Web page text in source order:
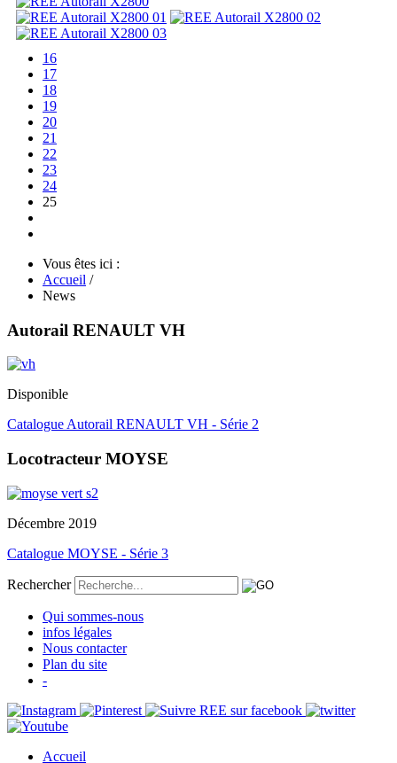
16
17
18
19
20
21
22
23
24
25
Vous êtes ici :
Accueil /
News
Autorail RENAULT VH
Disponible
Catalogue Autorail RENAULT VH - Série 2
Locotracteur MOYSE
Décembre 2019
Catalogue MOYSE - Série 3
Rechercher
Qui sommes-nous
infos légales
Nous contacter
Plan du site
-
Accueil